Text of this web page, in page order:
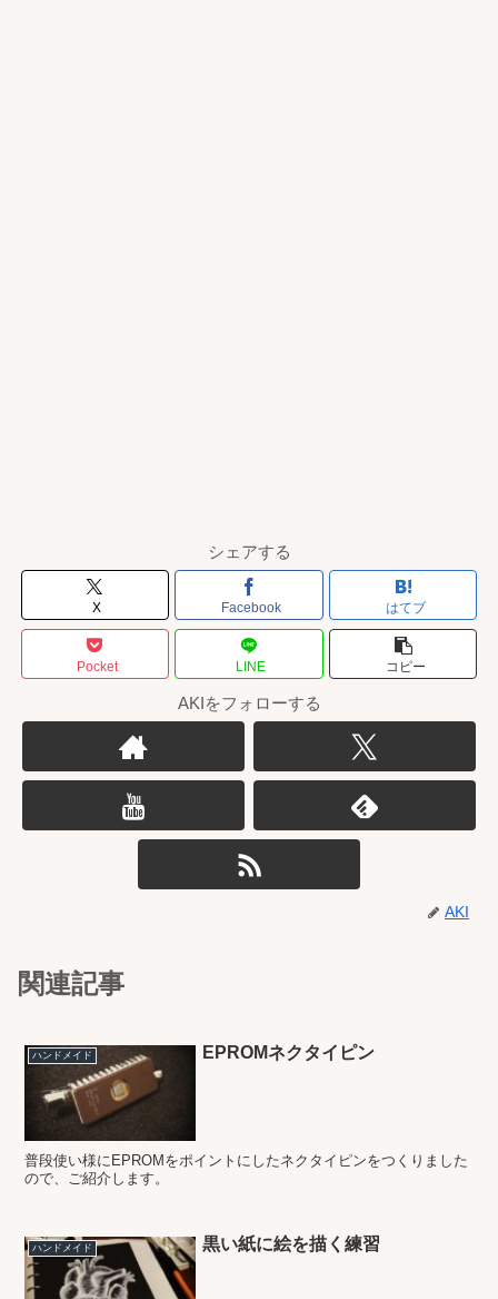
シェアする
X Facebook はてブ
Pocket LINE コピー
AKIをフォローする
AKI
関連記事
ハンドメイド EPROMネクタイピン
普段使い様にEPROMをポイントにしたネクタイピンをつくりました
ので、ご紹介します。
ハンドメイド 黒い紙に絵を描く練習